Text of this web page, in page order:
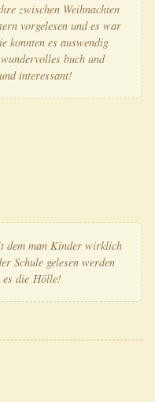
zwi­schen Weih­nach­ten
vor­ge­le­sen und es war
konn­ten es aus­wen­dig
buch und
interessant!
dem man Kin­der wirk­lich
Schu­le gele­sen wer­den
die Hölle!